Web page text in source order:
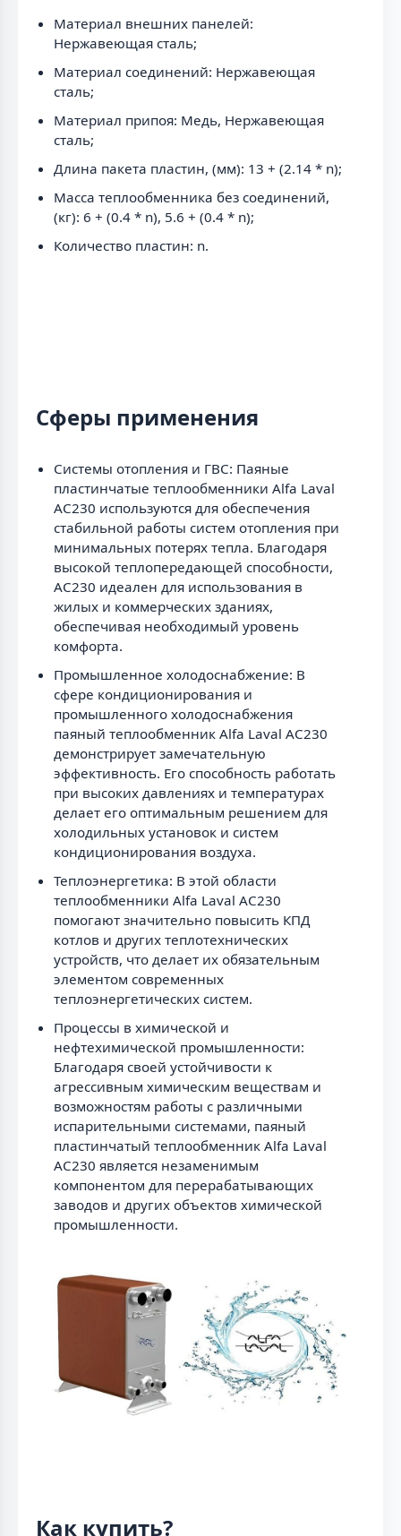
Материал внешних панелей:
Нержавеющая сталь;
Материал соединений: Нержавеющая
сталь;
Материал припоя: Медь, Нержавеющая
сталь;
Длина пакета пластин, (мм): 13 + (2.14 * n);
Масса теплообменника без соединений,
(кг): 6 + (0.4 * n), 5.6 + (0.4 * n);
Количество пластин: n.
Сферы применения
Системы отопления и ГВС: Паяные
пластинчатые теплообменники Alfa Laval
AC230 используются для обеспечения
стабильной работы систем отопления при
минимальных потерях тепла. Благодаря
высокой теплопередающей способности,
AC230 идеален для использования в
жилых и коммерческих зданиях,
обеспечивая необходимый уровень
комфорта.
Промышленное холодоснабжение: В
сфере кондиционирования и
промышленного холодоснабжения
паяный теплообменник Alfa Laval AC230
демонстрирует замечательную
эффективность. Его способность работать
при высоких давлениях и температурах
делает его оптимальным решением для
холодильных установок и систем
кондиционирования воздуха.
Теплоэнергетика: В этой области
теплообменники Alfa Laval AC230
помогают значительно повысить КПД
котлов и других теплотехнических
устройств, что делает их обязательным
элементом современных
теплоэнергетических систем.
Процессы в химической и
нефтехимической промышленности:
Благодаря своей устойчивости к
агрессивным химическим веществам и
возможностям работы с различными
испарительными системами, паяный
пластинчатый теплообменник Alfa Laval
AC230 является незаменимым
компонентом для перерабатывающих
заводов и других объектов химической
промышленности.
Как купить?